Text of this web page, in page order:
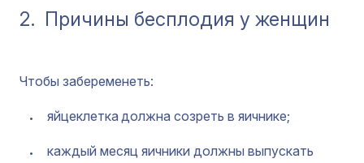
2. Причины бесплодия у женщин
Чтобы забеременеть:
яйцеклетка должна созреть в яичнике;
каждый месяц яичники должны выпускать